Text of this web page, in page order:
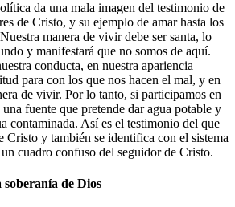
da una mala imagen del testimonio de
de Cristo, y su ejemplo de amar hasta los
manera de vivir debe ser santa, lo
y manifestará que no somos de aquí.
conducta, en nuestra apariencia
para con los que nos hacen el mal, y en
de vivir. Por lo tanto, si participamos en
fuente que pretende dar agua potable y
contaminada. Así es el testimonio del que
Cristo y también se identifica con el sistema
cuadro confuso del seguidor de Cristo.
soberanía de Dios